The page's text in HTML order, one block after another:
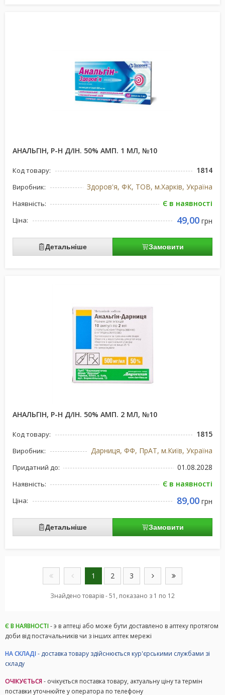
АНАЛЬГІН, Р-Н Д/ІН. 50% АМП. 1 МЛ, №10
Код товару: 1814
Виробник: Здоров'я, ФК, ТОВ, м.Харків, Україна
Наявність: Є в наявності
Ціна: 49,00 грн
Детальніше Замовити
АНАЛЬГІН, Р-Н Д/ІН. 50% АМП. 2 МЛ, №10
Код товару: 1815
Виробник: Дарниця, ФФ, ПрАТ, м.Київ, Україна
Придатний до: 01.08.2028
Наявність: Є в наявності
Ціна: 89,00 грн
Детальніше Замовити
1 2 3
Знайдено товарів - 51, показано з 1 по 12
Є В НАЯВНОСТІ- э в аптеці або може бути доставлено в аптеку протягом
доби від постачальників чи з інших аптек мережі
НА СКЛАДІ- доставка товару здійснюється кур'єрськими службами зі
складу
ОЧІКУЄТЬСЯ- очікується поставка товару, актуальну ціну та термін
поставки уточнюйте у оператора по телефону